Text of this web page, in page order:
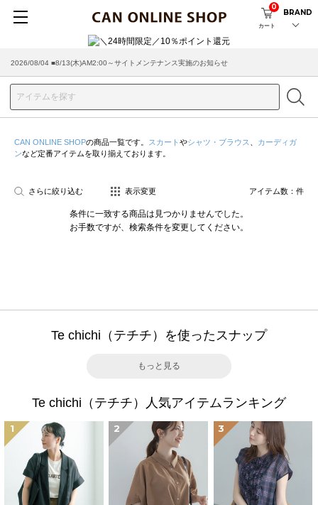
カート
0
BRAND
2026/08/04 ■8/13(木)AM2:00～サイトメンテナンス実施のお知らせ
CAN ONLINE SHOPの商品一覧です。 スカート やシャツ・ブラウス
カーディガ
ンなど定番アイテムを取り揃えております。
さらに絞り込む 表示変更 アイテム数： 件
条件に一致する商品は見つかりませんでした。
お手数ですが、検索条件を変更してください。
Te chichi（テチチ）を使ったスナップ
もっと見る
Te chichi（テチチ）人気アイテムランキング
1 2 3